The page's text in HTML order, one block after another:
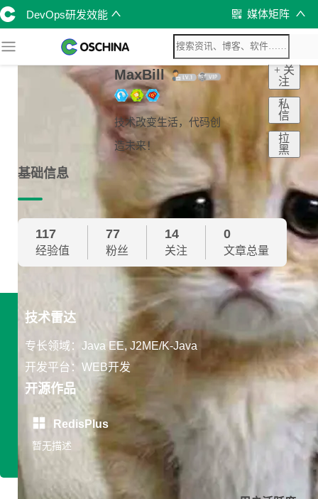
DevOps研发效能 媒体矩阵
MaxBill
技术改变生活，代码创
造未来！
+ 关
注
私
信
拉
黑
基础信息
117
经验值
77
粉丝
14
关注
0
文章总量
技术雷达
专长领域：Java EE, J2ME/K-Java
开发平台：WEB开发
开源作品
RedisPlus
暂无描述